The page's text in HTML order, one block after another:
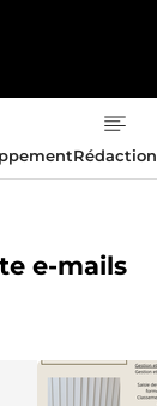
Rédaction
e-mails